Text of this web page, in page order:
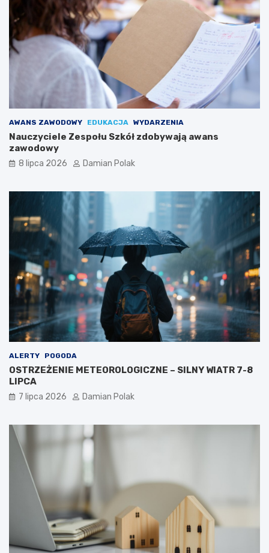
AWANS ZAWODOWY EDUKACJA WYDARZENIA
Nauczyciele Zespołu Szkół zdobywają awans
zawodowy
8 lipca 2026 Damian Polak
ALERTY POGODA
OSTRZEŻENIE METEOROLOGICZNE – SILNY WIATR 7-8
LIPCA
7 lipca 2026 Damian Polak